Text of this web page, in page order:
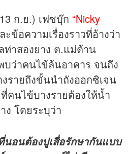
ก.ย.) เฟซบุ๊ก “Nicky
ข้อความเรื่องราวที่อ้างว่า
ท่าสองยาง ต.แม่ต้าน
บว่าคนไข้ล้นอาคาร จนถึง
รายถึงขั้นนำถังออกซิเจน
คนไข้บางรายต้องให้น้ำ
ง โดยระบุว่า
อนต้องปูเสื่อรักษากันแบบ